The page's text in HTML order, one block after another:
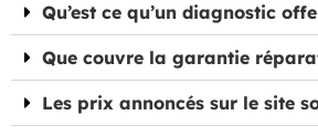
Qu’est ce qu’un diagnostic
Que couvre la garantie
Les prix annoncés sur le site